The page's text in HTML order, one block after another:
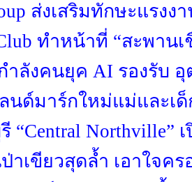
ส่งเสริมทักษะแรง
ทำหน้าที่ “สะพาน
ำลังคนยุค AI รองรับ
ด์มาร์กใหม่แม่และเด็
“Central Northville”
าเขียวสุดล้ำ เอาใจค